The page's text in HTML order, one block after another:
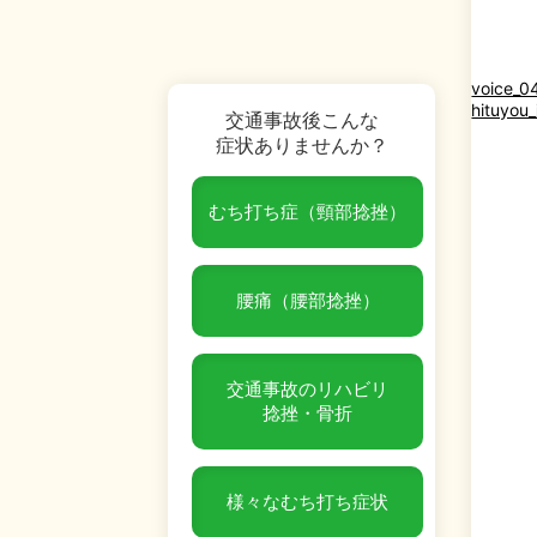
交通事故後こんな
症状ありませんか？
むち打ち症（頸部捻挫）
腰痛（腰部捻挫）
交通事故のリハビリ
捻挫・骨折
様々なむち打ち症状